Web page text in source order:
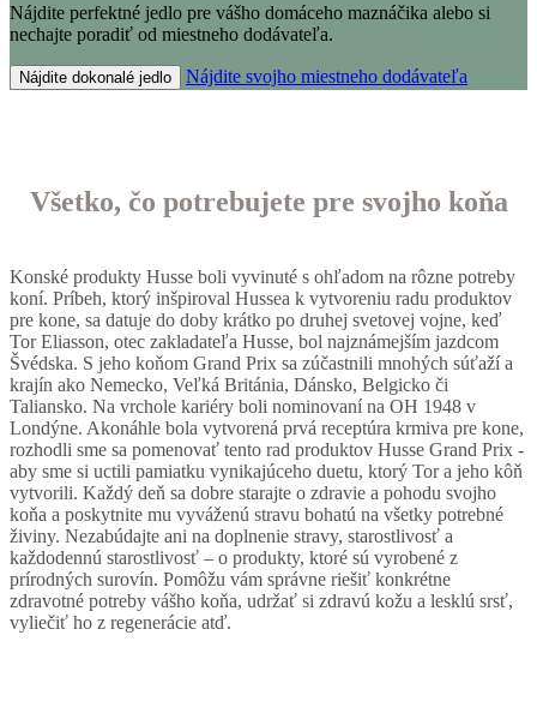
Nájdite perfektné jedlo pre vášho domáceho maznáčika alebo si
nechajte poradiť od miestneho dodávateľa.
Nájdite dokonalé jedlo Nájdite svojho miestneho dodávateľa
Všetko, čo potrebujete pre svojho koňa
Konské produkty Husse boli vyvinuté s ohľadom na rôzne potreby
koní. Príbeh, ktorý inšpiroval Hussea k vytvoreniu radu produktov
pre kone, sa datuje do doby krátko po druhej svetovej vojne, keď
Tor Eliasson, otec zakladateľa Husse, bol najznámejším jazdcom
Švédska. S jeho koňom Grand Prix sa zúčastnili mnohých súťaží a
krajín ako Nemecko, Veľká Británia, Dánsko, Belgicko či
Taliansko. Na vrchole kariéry boli nominovaní na OH 1948 v
Londýne. Akonáhle bola vytvorená prvá receptúra krmiva pre kone,
rozhodli sme sa pomenovať tento rad produktov Husse Grand Prix -
aby sme si uctili pamiatku vynikajúceho duetu, ktorý Tor a jeho kôň
vytvorili. Každý deň sa dobre starajte o zdravie a pohodu svojho
koňa a poskytnite mu vyváženú stravu bohatú na všetky potrebné
živiny. Nezabúdajte ani na doplnenie stravy, starostlivosť a
každodennú starostlivosť – o produkty, ktoré sú vyrobené z
prírodných surovín. Pomôžu vám správne riešiť konkrétne
zdravotné potreby vášho koňa, udržať si zdravú kožu a lesklú srsť,
vyliečiť ho z regenerácie atď.